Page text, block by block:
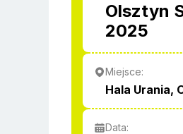
Olsztyn
2025
Miejsce:
Hala Urania,
Data: